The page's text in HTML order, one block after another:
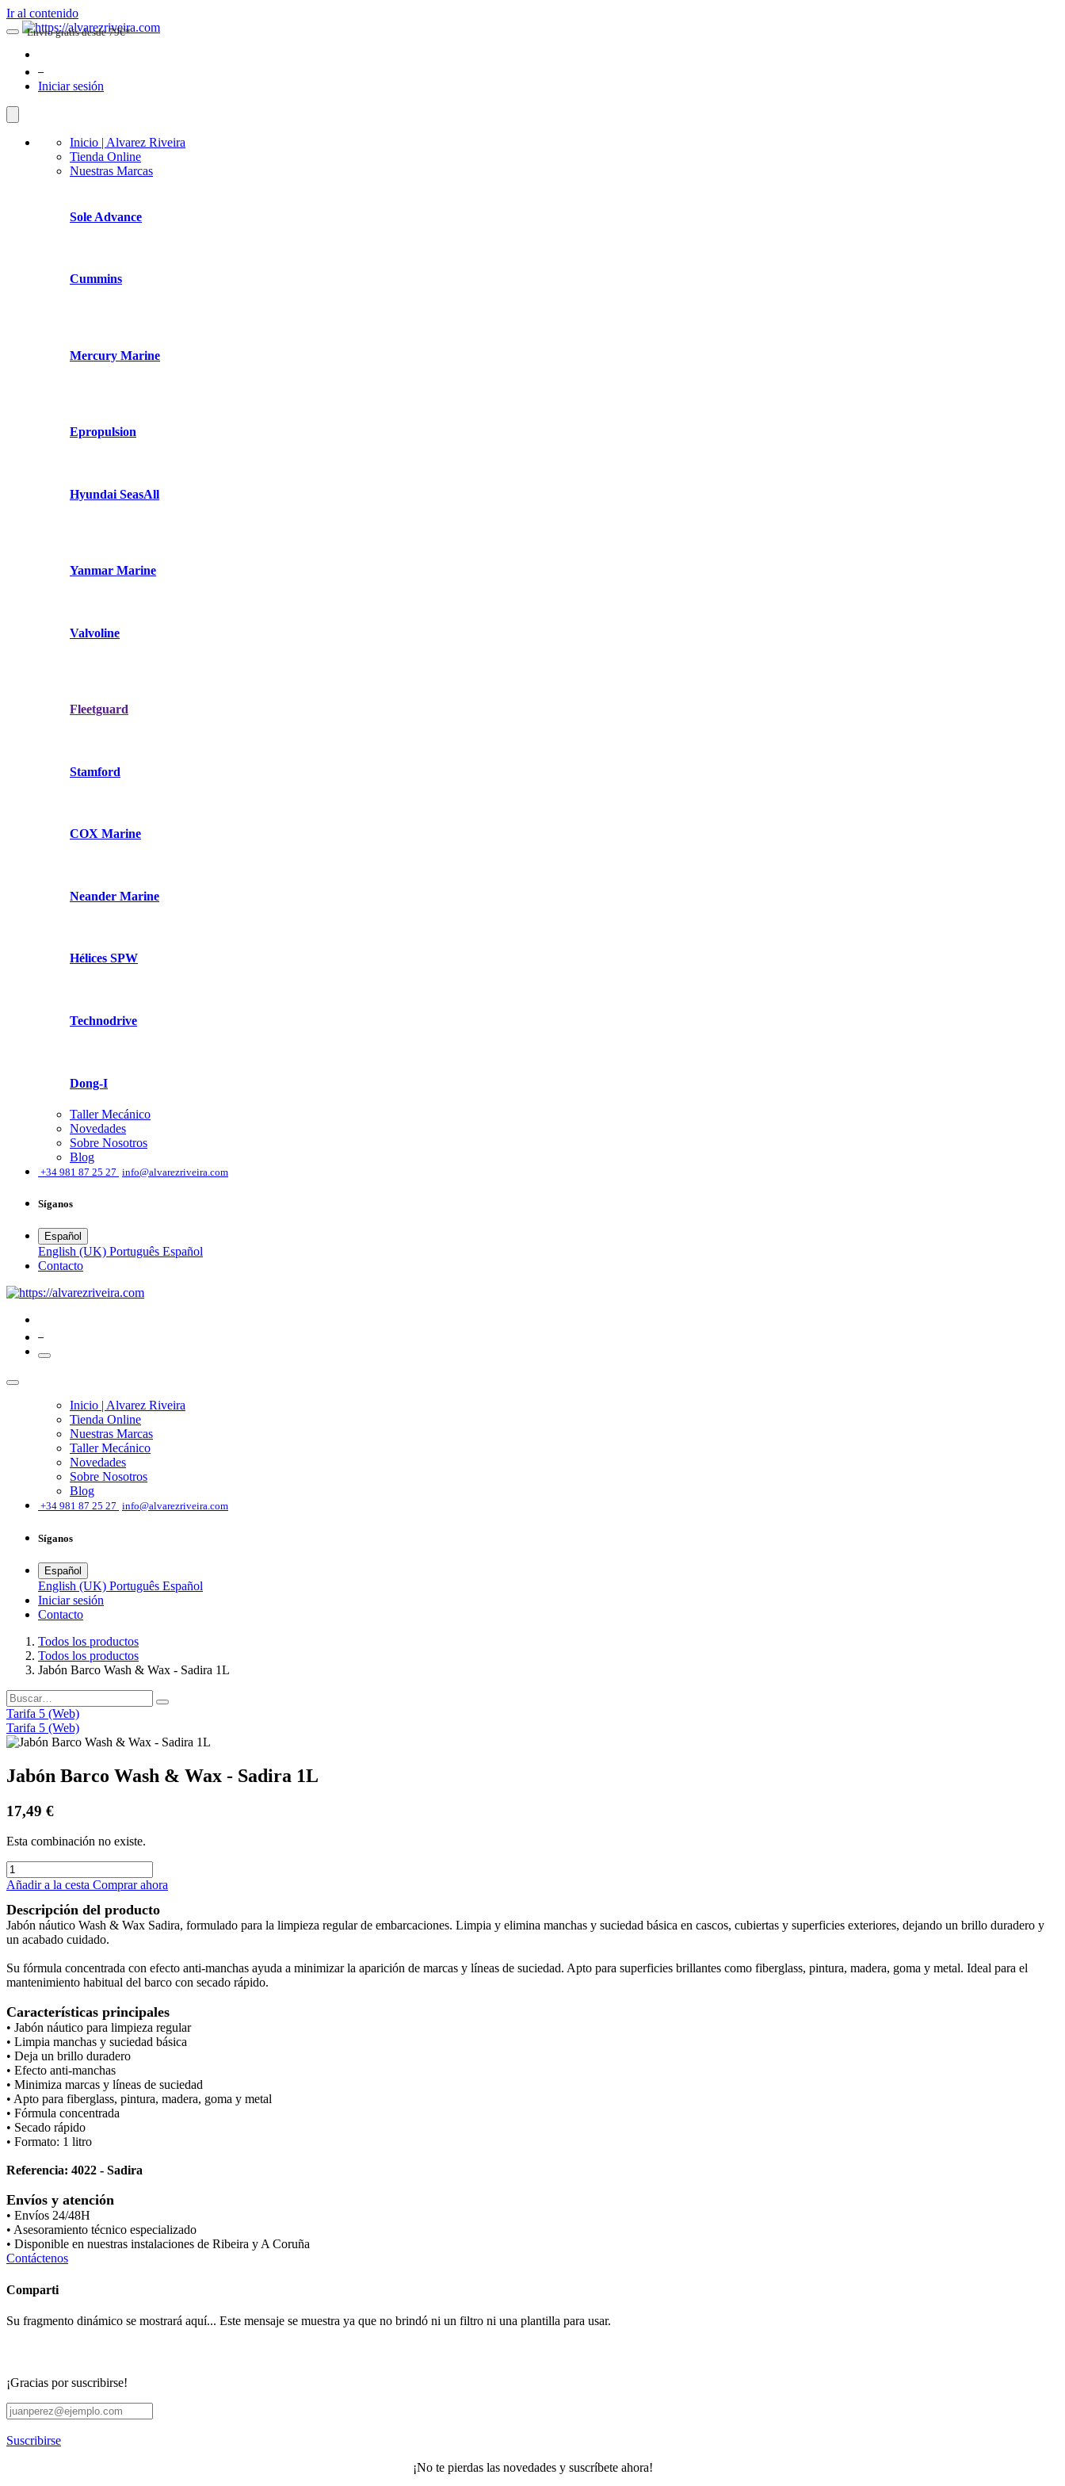
Ir al contenido
Iniciar sesión
Inicio | Alvarez Riveira
Tienda Online
Nuestras Marcas
Sole Advance
Cummins
Mercury Marine
Epropulsion
Hyundai SeasAll
Yanmar Marine
Valvoline
Fleetguard
Stamford
COX Marine
Neander Marine
Hélices SPW
Technodrive
Dong-I
Taller Mecánico
Novedades
Sobre Nosotros
Blog
+34 981 87 25 27 info@alvarezriveira.com
Síganos
Español
English (UK) Português Español
​Contacto
Envio gratis desde 79€*
Inicio | Alvarez Riveira
Tienda Online
Nuestras Marcas
Taller Mecánico
Novedades
Sobre Nosotros
Blog
+34 981 87 25 27 info@alvarezriveira.com
Síganos
Español
English (UK) Português Español
Iniciar sesión
​Contacto
Todos los productos
Todos los productos
Jabón Barco Wash & Wax - Sadira 1L
Tarifa 5 (Web)
Tarifa 5 (Web)
Jabón Barco Wash & Wax - Sadira 1L
17,49 €
Esta combinación no existe.
Añadir a la cesta Comprar ahora
Descripción del producto
Jabón náutico Wash & Wax Sadira, formulado para la limpieza regular de embarcaciones. Limpia y elimina manchas y suciedad básica en cascos, cubiertas y superficies exteriores, dejando un brillo duradero y
un acabado cuidado.
Su fórmula concentrada con efecto anti-manchas ayuda a minimizar la aparición de marcas y líneas de suciedad. Apto para superficies brillantes como fiberglass, pintura, madera, goma y metal. Ideal para el
mantenimiento habitual del barco con secado rápido.
Características principales
• Jabón náutico para limpieza regular
• Limpia manchas y suciedad básica
• Deja un brillo duradero
• Efecto anti-manchas
• Minimiza marcas y líneas de suciedad
• Apto para fiberglass, pintura, madera, goma y metal
• Fórmula concentrada
• Secado rápido
• Formato: 1 litro
Referencia: 4022 - Sadira
Envíos y atención
• Envíos 24/48H
• Asesoramiento técnico especializado
• Disponible en nuestras instalaciones de Ribeira y A Coruña
Contáctenos
Comparti
Su fragmento dinámico se mostrará aquí... Este mensaje se muestra ya que no brindó ni un filtro ni una plantilla para usar.
¡Gracias por suscribirse!
Suscribirse
¡No te pierdas las novedades y suscríbete ahora!